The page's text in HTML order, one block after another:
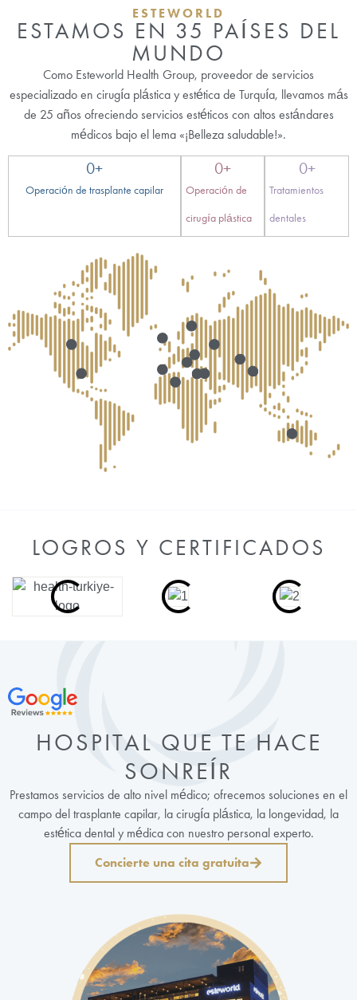
ESTEWORLD
ESTAMOS EN 35 PAÍSES DEL
MUNDO
Como Esteworld Health Group, proveedor de servicios
especializado en cirugía plástica y estética de Turquía, llevamos más
de 25 años ofreciendo servicios estéticos con altos estándares
médicos bajo el lema «¡Belleza saludable!».
Operación de trasplante capilar
0+
Operación de
cirugía plástica
0+
Tratamientos
dentales
0+
LOGROS Y CERTIFICADOS
HOSPITAL QUE TE HACE
SONREÍR
Prestamos servicios de alto nivel médico; ofrecemos soluciones en el
campo del trasplante capilar, la cirugía plástica, la longevidad, la
estética dental y médica con nuestro personal experto.
Concierte una cita gratuita